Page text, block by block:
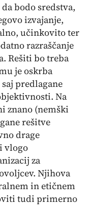
bodo sredstva,
izvajanje,
učinkovito ter
razraščanje
Rešiti bo treba
je oskrba
predlagane
Na
znano (nemški
rešitve
drage
vlogo
za
Njihova
in etičnem
tudi primerno